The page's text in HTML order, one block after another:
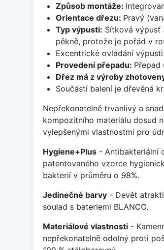
Způsob montáže:
Orientace dřezu: Pravý
Typ výpusti: Sítková výpusť
pěkně, protože je pořád v
Excentrické ovládání
Provedení přepadu: Přepad
Dřez má z výroby
Součástí balení je dřevěná
Nepřekonatelně trvanlivý a
kompozitního materiálu dosud
vylepšenými vlastnostmi pro
Hygiene+Plus - Antibakteriální
patentovaného vzorce
bakterií v průměru o 98%.
Jedinečné barvy - Devět
soulad s bateriemi BLANCO.
Materiálové vlastnosti -
nepřekonatelně odolný proti